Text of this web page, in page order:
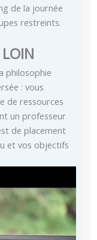
de la journée
restreints.
philosophie
: vous
de ressources
un professeur
de placement
et vos objectifs